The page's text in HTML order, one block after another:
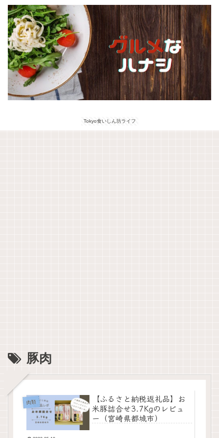
Tokyo食いしん坊ライフ
豚肉
肉類
【ふるさと納税返礼品】お
米豚詰合せ3.7Kgのレビュ
ー（宮崎県都城市）